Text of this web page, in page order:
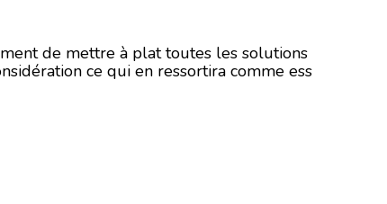
de mettre à plat toutes les solutions
ce qui en ressortira comme ess